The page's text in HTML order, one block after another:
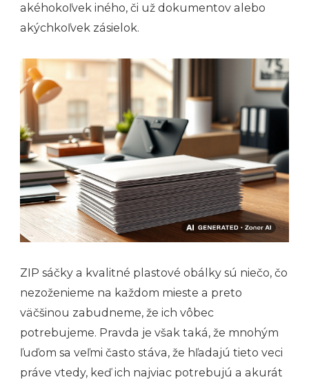
akéhokoľvek iného, či už dokumentov alebo
akýchkoľvek zásielok.
ZIP sáčky a kvalitné plastové obálky sú niečo, čo
nezoženieme na každom mieste a preto
väčšinou zabudneme, že ich vôbec
potrebujeme. Pravda je však taká, že mnohým
ľuďom sa veľmi často stáva, že hľadajú tieto veci
práve vtedy, keď ich najviac potrebujú a akurát